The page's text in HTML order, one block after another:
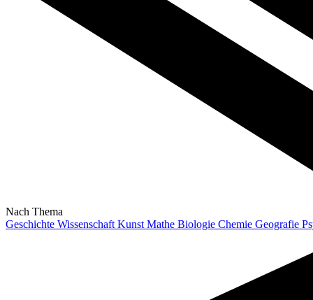
Nach Thema
Geschichte Wissenschaft Kunst Mathe Biologie Chemie Geografie